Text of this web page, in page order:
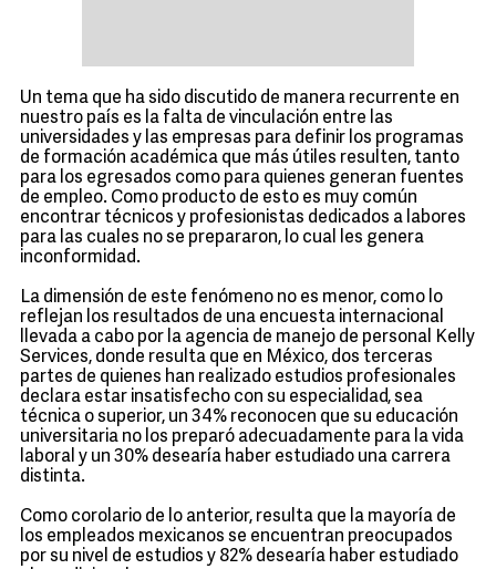
Un tema que ha sido discutido de manera recurrente en
nuestro país es la falta de vinculación entre las
universidades y las empresas para definir los programas
de formación académica que más útiles resulten, tanto
para los egresados como para quienes generan fuentes
de empleo. Como producto de esto es muy común
encontrar técnicos y profesionistas dedicados a labores
para las cuales no se prepararon, lo cual les genera
inconformidad.
La dimensión de este fenómeno no es menor, como lo
reflejan los resultados de una encuesta internacional
llevada a cabo por la agencia de manejo de personal Kelly
Services, donde resulta que en México, dos terceras
partes de quienes han realizado estudios profesionales
declara estar insatisfecho con su especialidad, sea
técnica o superior, un 34% reconocen que su educación
universitaria no los preparó adecuadamente para la vida
laboral y un 30% desearía haber estudiado una carrera
distinta.
Como corolario de lo anterior, resulta que la mayoría de
los empleados mexicanos se encuentran preocupados
por su nivel de estudios y 82% desearía haber estudiado